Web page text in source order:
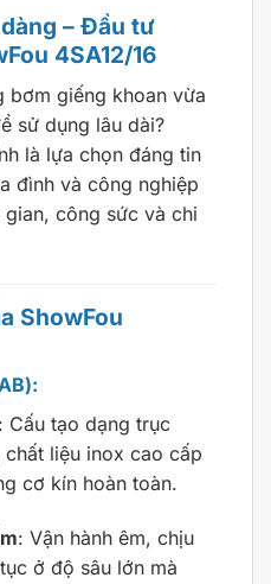
– Đầu tư
4SA12/16
bơm giếng khoan vừa
sử dụng lâu dài?
là lựa chọn đáng tin
đình và công nghiệp
công sức và chi
ShowFou
: Cấu tạo dạng trục
liệu inox cao cấp
cơ kín hoàn toàn.
: Vận hành êm, chịu
ở độ sâu lớn mà